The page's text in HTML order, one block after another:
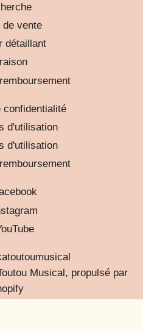
de vente
détaillant
confidentialité
d'utilisation
d'utilisation
Musical, propulsé par